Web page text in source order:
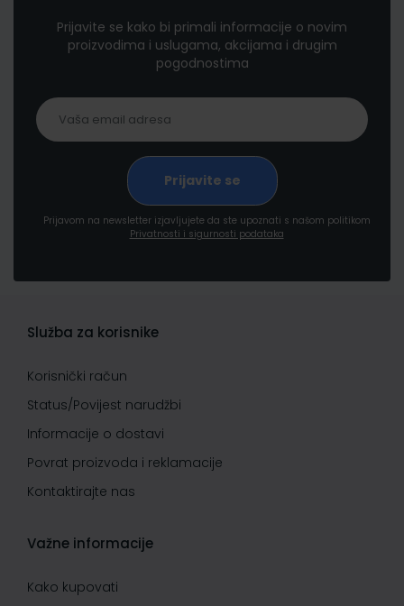
Prijavite se kako bi primali informacije o novim
proizvodima i uslugama, akcijama i drugim
pogodnostima
Prijavom na newsletter izjavljujete da ste upoznati s našom politikom
Privatnosti i sigurnosti podataka
Služba za korisnike
Korisnički račun
Status/Povijest narudžbi
Informacije o dostavi
Povrat proizvoda i reklamacije
Kontaktirajte nas
Važne informacije
Kako kupovati